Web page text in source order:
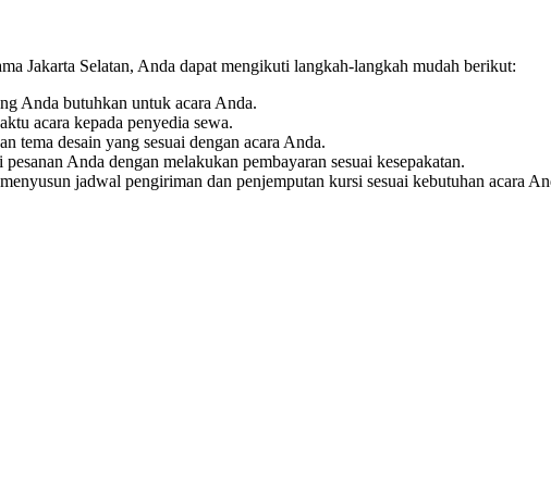
Jakarta Selatan, Anda dapat mengikuti langkah-langkah mudah berikut:
Anda butuhkan untuk acara Anda.
acara kepada penyedia sewa.
tema desain yang sesuai dengan acara Anda.
Anda dengan melakukan pembayaran sesuai kesepakatan.
jadwal pengiriman dan penjemputan kursi sesuai kebutuhan acara